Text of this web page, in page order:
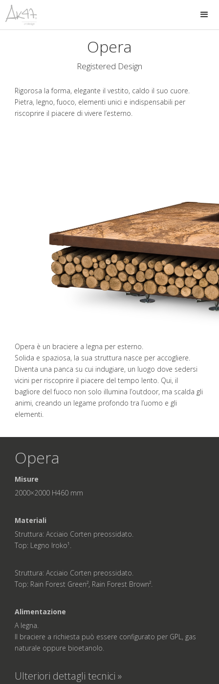
Opera
Registered Design
Rigorosa la forma, elegante il vestito, caldo il suo cuore.
Pietra, legno, fuoco, elementi unici e indispensabili per
riscoprire il piacere di vivere l’esterno.
Opera è un braciere a legna per esterno.
Solida e spaziosa, la sua struttura nasce per accogliere.
Diventa una panca su cui indugiare, un luogo dove sedersi
vicini per riscoprire il piacere del tempo lento. Qui, il
bagliore del fuoco non solo illumina l’outdoor, ma scalda gli
animi, creando un legame profondo tra l’uomo e gli
elementi.
Opera
Misure
2000×2000 H460 mm
Materiali
Struttura: Acciaio Corten preossidato.
Top: Legno Iroko¹.
Struttura: Acciaio Corten preossidato.
Top: Rain Forest Green², Rain Forest Brown².
Alimentazione
A legna.
Il braciere a richiesta può essere configurato per GPL, gas
naturale oppure bioetanolo.
Ulteriori dettagli tecnici »